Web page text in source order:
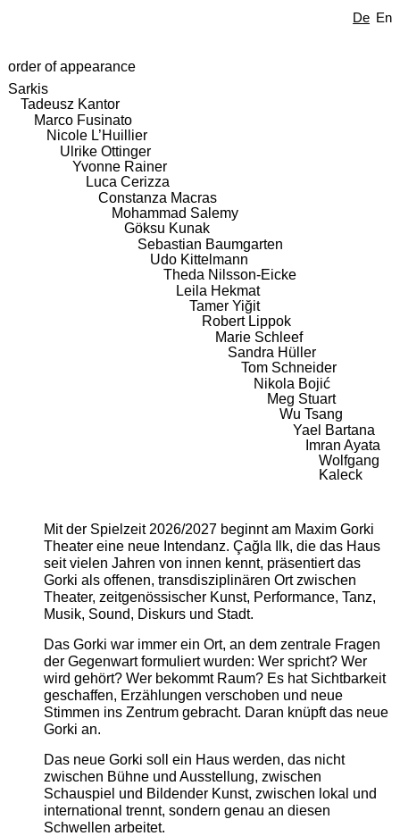
De En
order of appearance
Sarkis
Tadeusz Kantor
Marco Fusinato
Nicole L’Huillier
Ulrike Ottinger
Yvonne Rainer
Luca Cerizza
Constanza Macras
Mohammad Salemy
Göksu Kunak
Sebastian Baumgarten
Udo Kittelmann
Theda Nilsson-Eicke
Leila Hekmat
Tamer Yiğit
Robert Lippok
Marie Schleef
Sandra Hüller
Tom Schneider
Nikola Bojić
Meg Stuart
Wu Tsang
Yael Bartana
Imran Ayata
Wolfgang
Kaleck
Mit der Spielzeit 2026/2027 beginnt am Maxim Gorki
Theater eine neue Intendanz. Çağla Ilk, die das Haus
seit vielen Jahren von innen kennt, präsentiert das
Gorki als offenen, transdisziplinären Ort zwischen
Theater, zeitgenössischer Kunst, Performance, Tanz,
Musik, Sound, Diskurs und Stadt.
Das Gorki war immer ein Ort, an dem zentrale Fragen
der Gegenwart formuliert wurden: Wer spricht? Wer
wird gehört? Wer bekommt Raum? Es hat Sichtbarkeit
geschaffen, Erzählungen verschoben und neue
Stimmen ins Zentrum gebracht. Daran knüpft das neue
Gorki an.
Das neue Gorki soll ein Haus werden, das nicht
zwischen Bühne und Ausstellung, zwischen
Schauspiel und Bildender Kunst, zwischen lokal und
international trennt, sondern genau an diesen
Schwellen arbeitet.